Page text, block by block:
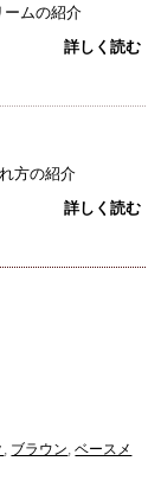
ームの紹介
詳しく読む
方の紹介
詳しく読む
, ブラウン,ベースメ